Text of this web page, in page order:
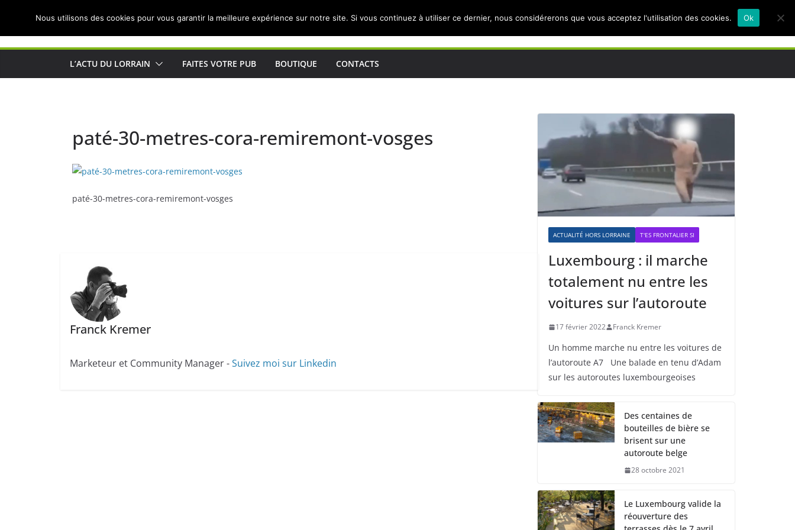
Actualités de Lorraine pour les Lorrains
L’ACTU DU LORRAIN FAITES VOTRE PUB BOUTIQUE CONTACTS
paté-30-metres-cora-remiremont-vosges
paté-30-metres-cora-remiremont-vosges
Franck Kremer
Marketeur et Community Manager -Suivez moi sur Linkedin
ACTUALITÉ HORS LORRAINE T'ES FRONTALIER SI
Luxembourg : il marche
totalement nu entre les
voitures sur l’autoroute
17 février 2022 Franck Kremer
Un homme marche nu entre les voitures de
l’autoroute A7 Une balade en tenu d’Adam
sur les autoroutes luxembourgeoises
Des centaines de
bouteilles de bière se
brisent sur une
autoroute belge
28 octobre 2021
Le Luxembourg valide la
réouverture des
Nous utilisons des cookies pour vous garantir la meilleure expérience sur notre site. Si vous continuez à utiliser ce dernier, nous considérerons que vous acceptez l'utilisation des cookies. Ok